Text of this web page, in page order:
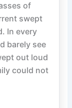
of
swept
In every
barely see
out loud
could not